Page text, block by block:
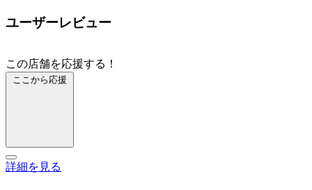
ユーザーレビュー
この店舗を応援する！
ここから応援
詳細を見る